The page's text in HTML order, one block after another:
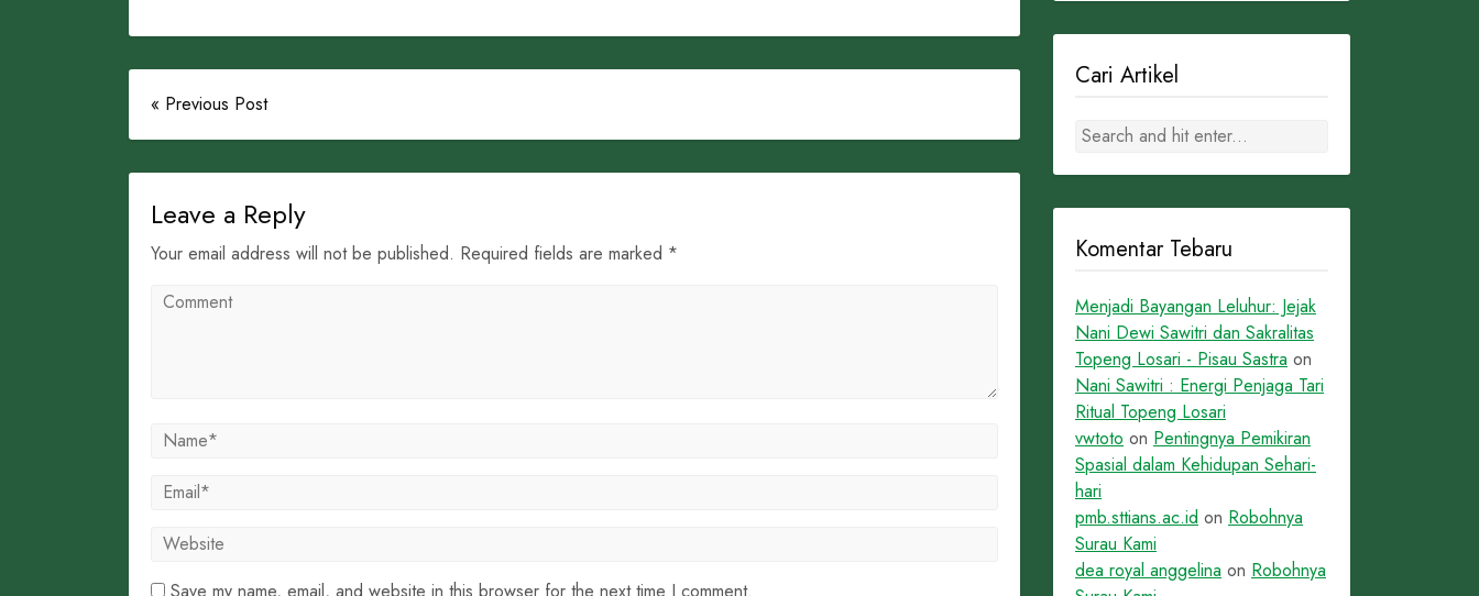
« Previous Post
Leave a Reply
Your email address will not be published. Required fields are marked *
Cari Artikel
Komentar Tebaru
Menjadi Bayangan Leluhur: Jejak
Nani Dewi Sawitri dan Sakralitas
Topeng Losari - Pisau Sastra on
Nani Sawitri : Energi Penjaga Tari
Ritual Topeng Losari
vwtoto on Pentingnya Pemikiran
Spasial dalam Kehidupan Sehari-
hari
pmb.sttians.ac.id on Robohnya
Surau Kami
dea royal anggelina on Robohnya